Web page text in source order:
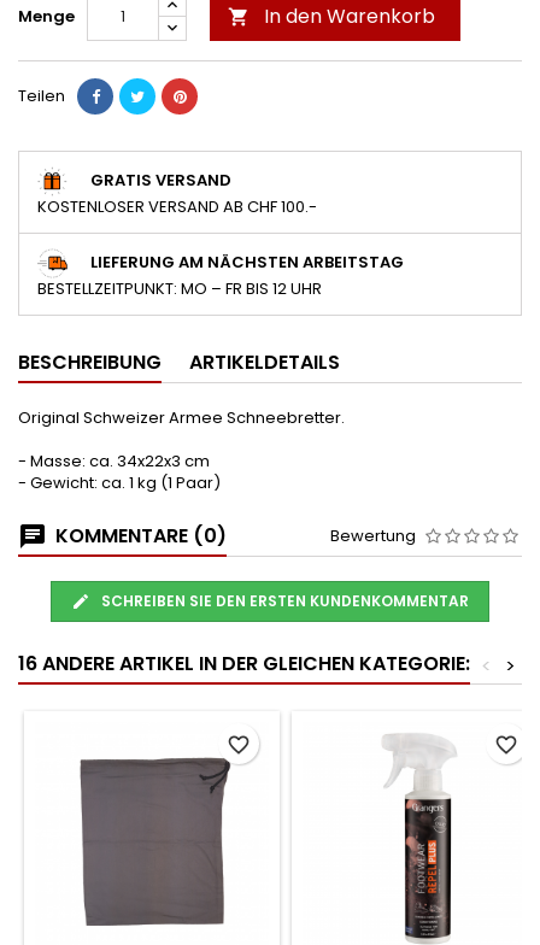
Menge  In den Warenkorb
Teilen
GRATIS VERSAND
KOSTENLOSER VERSAND AB CHF 100.-
LIEFERUNG AM NÄCHSTEN ARBEITSTAG
BESTELLZEITPUNKT: MO – FR BIS 12 UHR
BESCHREIBUNG ARTIKELDETAILS
Original Schweizer Armee Schneebretter.
- Masse: ca. 34x22x3 cm
- Gewicht: ca. 1 kg (1 Paar)
KOMMENTARE (0) Bewertung
SCHREIBEN SIE DEN ERSTEN KUNDENKOMMENTAR
16 ANDERE ARTIKEL IN DER GLEICHEN KATEGORIE: >
<
favorite_border favorite_border